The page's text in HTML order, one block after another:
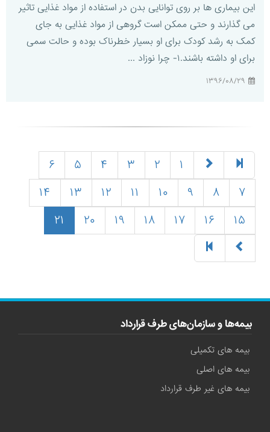
این بیماری ها بر روی توانایی بدن در استفاده از مواد غذایی تاثیر
می گذارند و حتی ممکن است گروهی از مواد غذایی به جای
کمک به رشد کودک برای او بسیار خطرناک بوده و حالت سمی
برای او داشته باشند.۱- چرا نوزاد ...
۱ ۲ ۳ ۴ ۵
۶
۷
۸ ۹ ۱۰ ۱۱ ۱۲ ۱۳
۱۴
۱۵
۱۶ ۱۷ ۱۸ ۱۹ ۲۰ ۲۱
بیمه‌ها و سازمان‌های طرف قرارداد
بیمه های تکمیلی
بیمه های اصلی
بیمه های غیر طرف قرارداد